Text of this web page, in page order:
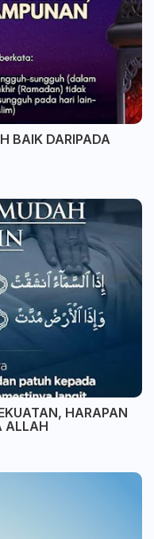
BAIK DARIPADA
HARAPAN
ALLAH